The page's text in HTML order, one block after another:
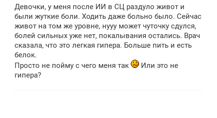
б
щ
н
и
Девочки, у меня после ИИ в СЦ раздуло живот и
были жуткие боли. Ходить даже больно было. Сейчас
живот на том же уровне, нууу может чуточку сдулся,
болей сильных уже нет, покалывания остались. Врач
сказала, что это легкая гипера. Больше пить и есть
белок.
Просто не пойму с чего меня так
Или это не
гипера?